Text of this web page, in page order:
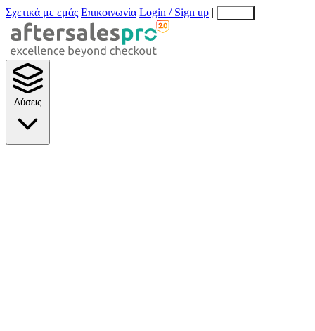
Σχετικά με εμάς Επικοινωνία Login / Sign up |
Λύσεις